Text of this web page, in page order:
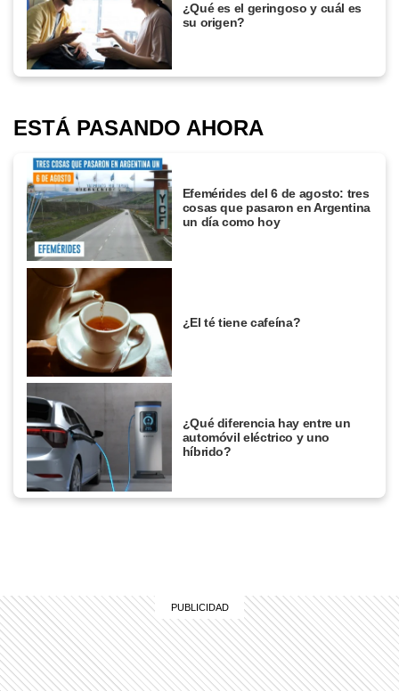
¿Qué es el geringoso y cuál es
su origen?
ESTÁ PASANDO AHORA
Efemérides del 6 de agosto: tres
cosas que pasaron en Argentina
un día como hoy
¿El té tiene cafeína?
¿Qué diferencia hay entre un
automóvil eléctrico y uno
híbrido?